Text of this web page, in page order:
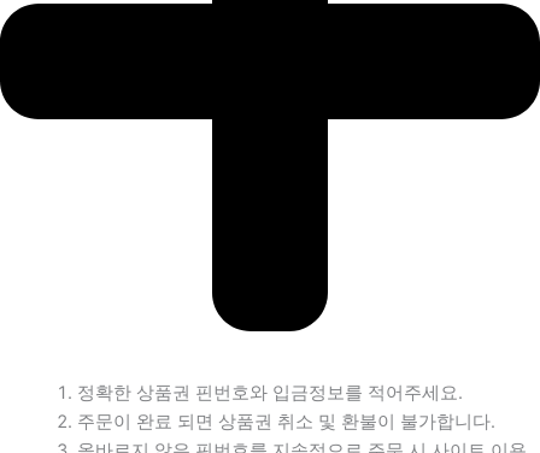
정확한 상품권 핀번호와 입금정보를 적어주세요.
주문이 완료 되면 상품권 취소 및 환불이 불가합니다.